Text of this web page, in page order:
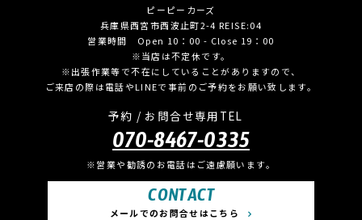
ピーピーカーズ
兵庫県西宮市西波止町2-4 REISE:04
営業時間 Open 10：00 - Close 19：00
※当店は不定休です。
※出張作業等で不在にしていることがありますので、
ご来店の際は電話やLINEで事前のご予約をお願い致します。
予約 / お問合せ専用TEL
070-8467-0335
※営業や勧誘のお電話はご遠慮願います。
CONTACT
メールでのお問合せはこちら